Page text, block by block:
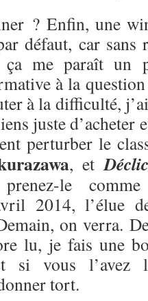
? Enfin, une
défaut, car sans
me paraît un
à la
à la difficulté,
juste d’acheter
perturber le
, et
le
2014, l’élue
on verra.
lu, je fais une
si vous l’avez
tort.